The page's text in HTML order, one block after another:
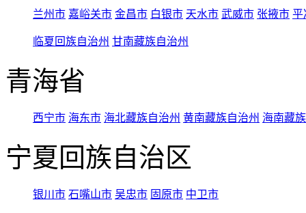
兰州市 嘉峪关市 金昌市 白银市 天水市 武威市 张掖市 平
临夏回族自治州 甘南藏族自治州
青海省
西宁市 海东市 海北藏族自治州 黄南藏族自治州 海南藏
宁夏回族自治区
银川市 石嘴山市 吴忠市 固原市 中卫市